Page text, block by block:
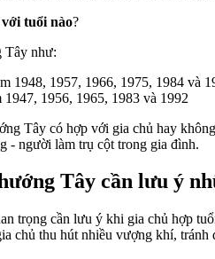
tuổi nào?
Tây như:
1948, 1957, 1966, 1975, 1984 và
1956, 1965, 1983 và 1992
Tây có hợp với gia chủ hay
- người làm trụ cột trong gia đình.
Tây cần lưu ý
trọng cần lưu ý khi gia chủ hợp
chủ thu hút nhiều vượng khí,